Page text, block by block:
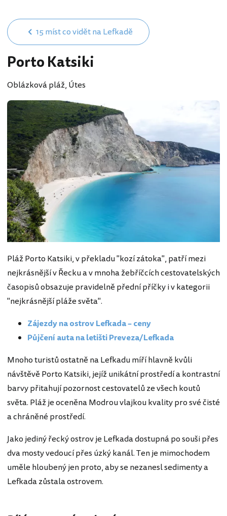
15 míst co vidět na Lefkadě
Porto Katsiki
Oblázková pláž, Útes
Pláž Porto Katsiki, v překladu "kozí zátoka", patří mezi
nejkrásnější v Řecku a v mnoha žebříčcích cestovatelských
časopisů obsazuje pravidelně přední příčky i v kategorii
"nejkrásnější pláže světa".
Zájezdy na ostrov Lefkada – ceny
Půjčení auta na letišti Preveza/Lefkada
Mnoho turistů ostatně na Lefkadu míří hlavně kvůli
návštěvě Porto Katsiki, jejíž unikátní prostředí a kontrastní
barvy přitahují pozornost cestovatelů ze všech koutů
světa. Pláž je oceněna Modrou vlajkou kvality pro své čisté
a chráněné prostředí.
Jako jediný řecký ostrov je Lefkada dostupná po souši přes
dva mosty vedoucí přes úzký kanál. Ten je mimochodem
uměle hloubený jen proto, aby se nezanesl sedimenty a
Lefkada zůstala ostrovem.